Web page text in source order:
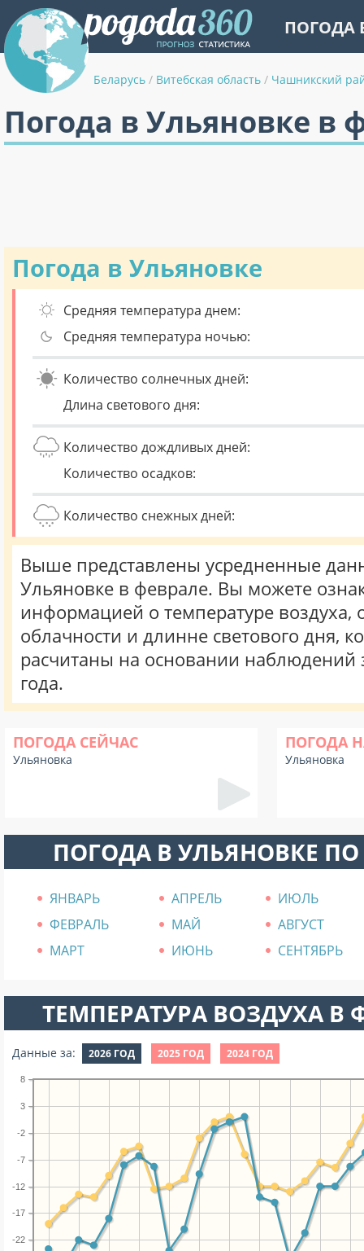
ПОГОДА
Беларусь / Витебская область / Чашникский
Погода в Ульяновке в
Погода в Ульяновке
Средняя температура днем:
Средняя температура ночью:
Количество солнечных дней:
Длина светового дня:
Количество дождливых дней:
Количество осадков:
Количество снежных дней:
Выше представлены усредненные
Ульяновке в феврале. Вы можете
информацией о температуре воздуха,
облачности и длинне светового дня,
расчитаны на основании наблюдений
года.
ПОГОДА СЕЙЧАС
Ульяновка
ПОГОДА
Ульяновка
ПОГОДА В УЛЬЯНОВКЕ
ЯНВАРЬ АПРЕЛЬ
ИЮЛЬ
ФЕВРАЛЬ
МАЙ
АВГУСТ
МАРТ
ИЮНЬ СЕНТЯБРЬ
ТЕМПЕРАТУРА ВОЗДУХА В
Данные за: 2026 ГОД 2025 ГОД 2024 ГОД
-22
-17
-12
-7
-2
3
8